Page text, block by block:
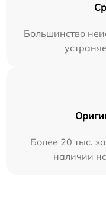
Большинство
Более 20 тыс.
наличии